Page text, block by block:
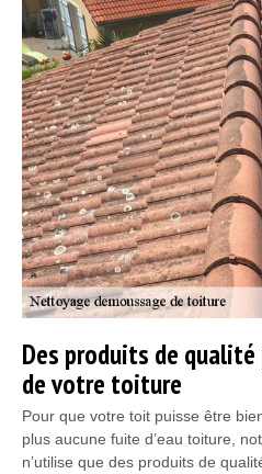
Des produits de
de votre toiture
Pour que votre toit puisse être
plus aucune fuite d’eau toiture,
n’utilise que des produits de